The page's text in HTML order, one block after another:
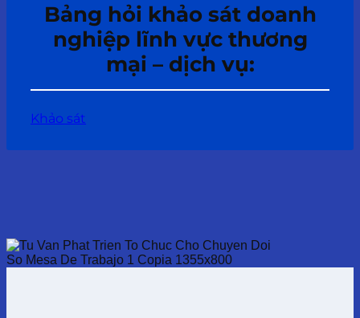
Bảng hỏi khảo sát doanh
nghiệp lĩnh vực thương
mại – dịch vụ:
Khảo sát